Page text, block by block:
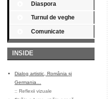
Diaspora
Turnul de veghe
Comunicate
INSIDE
Dialog artistic, România și
Germania…
:: Reflexii vizuale